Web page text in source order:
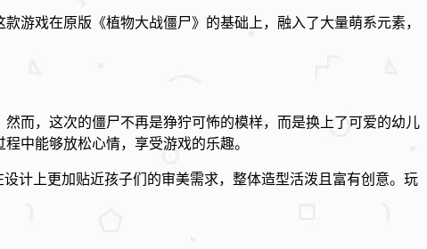
游戏在原版《植物大战僵尸》的基础上，融入了大量萌系元素，
而，这次的僵尸不再是狰狞可怖的模样，而是换上了可爱的幼儿
中能够放松心情，享受游戏的乐趣。
计上更加贴近孩子们的审美需求，整体造型活泼且富有创意。玩